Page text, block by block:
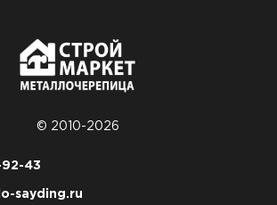
© 2010-2026
92-43
sayding.ru